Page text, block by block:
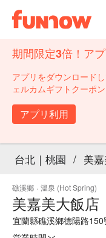
期間限定3倍！ア
アプリをダウンロード
ェルカムギフトクーポ
アプリ利用
台北｜桃園 / 美
礁溪鄉 · 溫泉 (Hot Spring)
美嘉美大飯店
宜蘭縣礁溪鄉德陽路150